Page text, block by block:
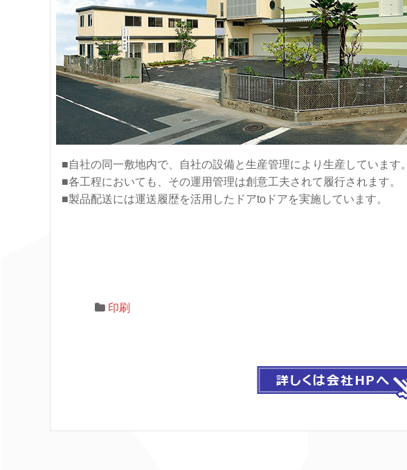
■自社の同一敷地内で、自社の設備と生産管理により生産しています。
■各工程においても、その運用管理は創意工夫されて履行されます。
■製品配送には運送履歴を活用したドアtoドアを実施しています。
印刷